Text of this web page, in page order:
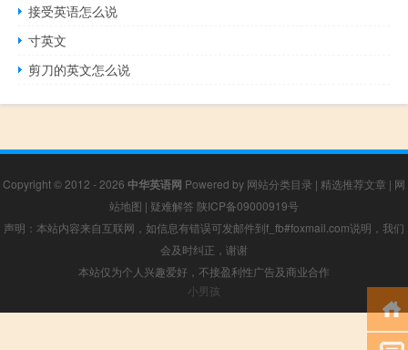
接受英语怎么说
寸英文
剪刀的英文怎么说
Copyright © 2012 - 2026 中华英语网 Powered by 网站分类目录 | 精选推荐文章 | 网
站地图 | 疑难解答 陕ICP备09000919号
声明：本站内容来自互联网，如信息有错误可发邮件到f_fb#foxmail.com说明，我们
会及时纠正，谢谢
本站仅为个人兴趣爱好，不接盈利性广告及商业合作
小男孩